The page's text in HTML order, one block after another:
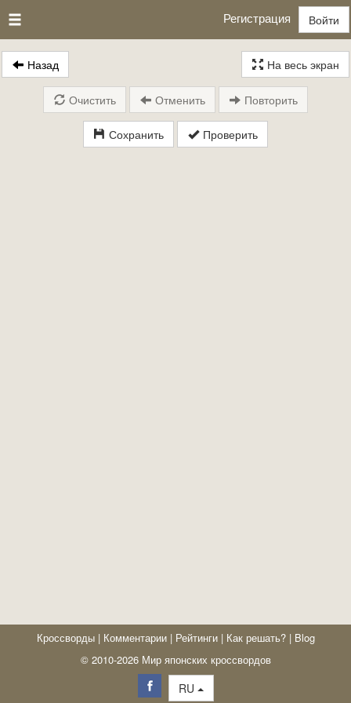
Регистрация Войти
Назад На весь экран
Сохранить Проверить
Очистить Отменить Повторить
Кроссворды | Комментарии | Рейтинги | Как решать? | Blog
© 2010-2026 Мир японских кроссвордов
RU